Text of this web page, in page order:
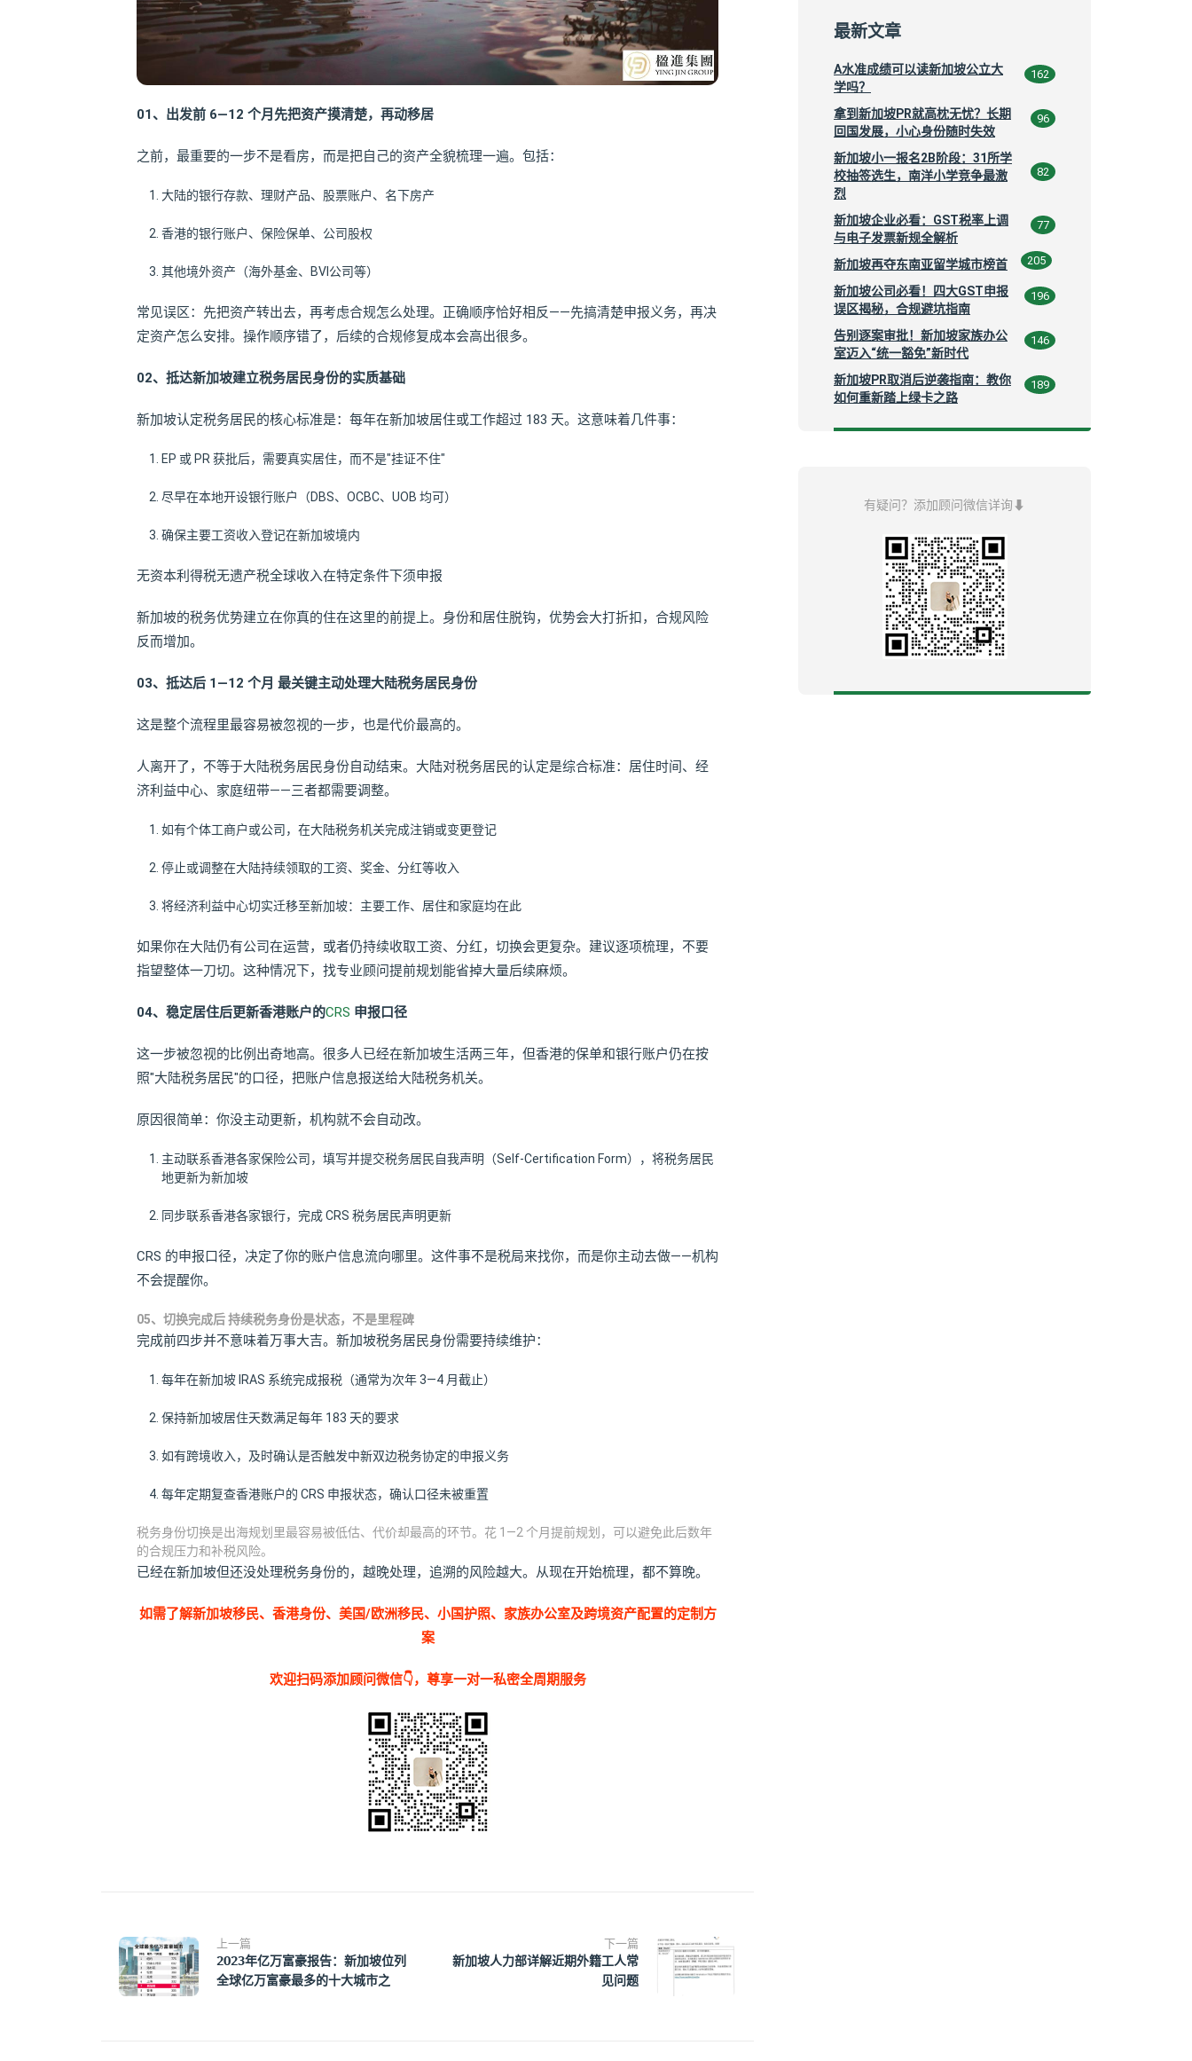
01、 出发前 6—12 个月先把资产摸清楚，再动移居
之前，最重要的一步不是看房，而是把自己的资产全貌梳理一遍。包括：
大陆的银行存款、理财产品、股票账户、名下房产
香港的银行账户、保险保单、公司股权
其他境外资产（海外基金、BVI公司等）
常见误区：先把资产转出去，再考虑合规怎么处理。正确顺序恰好相反——先搞清楚申报义务，再决
定资产怎么安排。操作顺序错了，后续的合规修复成本会高出很多。
02、抵达新加坡建立税务居民身份的实质基础
新加坡认定税务居民的核心标准是：每年在新加坡居住或工作超过 183 天。这意味着几件事：
EP 或 PR 获批后，需要真实居住，而不是"挂证不住"
尽早在本地开设银行账户（DBS、OCBC、UOB 均可）
确保主要工资收入登记在新加坡境内
无资本利得税无遗产税全球收入在特定条件下须申报
新加坡的税务优势建立在你真的住在这里的前提上。身份和居住脱钩，优势会大打折扣，合规风险
反而增加。
03、抵达后 1—12 个月 最关键主动处理大陆税务居民身份
这是整个流程里最容易被忽视的一步，也是代价最高的。
人离开了，不等于大陆税务居民身份自动结束。大陆对税务居民的认定是综合标准：居住时间、经
济利益中心、家庭纽带——三者都需要调整。
如有个体工商户或公司，在大陆税务机关完成注销或变更登记
停止或调整在大陆持续领取的工资、奖金、分红等收入
将经济利益中心切实迁移至新加坡：主要工作、居住和家庭均在此
如果你在大陆仍有公司在运营，或者仍持续收取工资、分红，切换会更复杂。建议逐项梳理，不要
指望整体一刀切。这种情况下，找专业顾问提前规划能省掉大量后续麻烦。
04、稳定居住后更新香港账户的CRS 申报口径
这一步被忽视的比例出奇地高。很多人已经在新加坡生活两三年，但香港的保单和银行账户仍在按
照"大陆税务居民"的口径，把账户信息报送给大陆税务机关。
原因很简单：你没主动更新，机构就不会自动改。
主动联系香港各家保险公司，填写并提交税务居民自我声明（Self-Certification Form），将税务居民
地更新为新加坡
同步联系香港各家银行，完成 CRS 税务居民声明更新
CRS 的申报口径，决定了你的账户信息流向哪里。这件事不是税局来找你，而是你主动去做——机构
不会提醒你。
05、切换完成后 持续税务身份是状态，不是里程碑
完成前四步并不意味着万事大吉。新加坡税务居民身份需要持续维护：
每年在新加坡 IRAS 系统完成报税（通常为次年 3—4 月截止）
保持新加坡居住天数满足每年 183 天的要求
如有跨境收入，及时确认是否触发中新双边税务协定的申报义务
每年定期复查香港账户的 CRS 申报状态，确认口径未被重置
税务身份切换是出海规划里最容易被低估、代价却最高的环节。花 1—2 个月提前规划，可以避免此后数年
的合规压力和补税风险。
已经在新加坡但还没处理税务身份的，越晚处理，追溯的风险越大。从现在开始梳理，都不算晚。
如需了解新加坡移民、香港身份、美国/欧洲移民、小国护照、家族办公室及跨境资产配置的定制方
案
欢迎扫码添加顾问微信👇，尊享一对一私密全周期服务
上一篇
2023年亿万富豪报告：新加坡位列
全球亿万富豪最多的十大城市之
下一篇
新加坡人力部详解近期外籍工人常
见问题
最新文章
A水准成绩可以读新加坡公立大
学吗？
162
拿到新加坡PR就高枕无忧？长期
回国发展，小心身份随时失效
96
新加坡小一报名2B阶段：31所学
校抽签选生，南洋小学竞争最激
烈
82
新加坡企业必看：GST税率上调
与电子发票新规全解析
77
新加坡再夺东南亚留学城市榜首 205
新加坡公司必看！四大GST申报
误区揭秘，合规避坑指南
196
告别逐案审批！新加坡家族办公
室迈入“统一豁免”新时代
146
新加坡PR取消后逆袭指南：教你
如何重新踏上绿卡之路
189
有疑问？添加顾问微信详询⬇